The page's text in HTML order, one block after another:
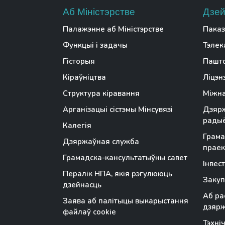
Аб Міністэрстве
Палажэнне аб Міністэрстве
Функцыі і задачы
Гісторыя
Кіраўніцтва
Структура кіравання
Арганізацыі сістэмы Мінсувязі
Калегія
Дзяржаўная служба
Грамадска-кансультатыўны савет
Пералік НПА, якія рэгулююць
дзейнасць
Заява аб палітыцы выкарыстання
файлаў cookie
Аб